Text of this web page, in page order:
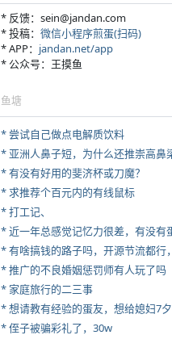
* 反馈：sein@jandan.com
* 投稿： 微信小程序煎蛋(扫码)
* APP： jandan.net/app
* 公众号：王摸鱼
鱼塘
* 尝试自己做点电解质饮料
* 亚洲人鼻子短，为什么还推崇高鼻
* 有没有好用的斐济杯或刀魔？
* 求推荐个百元内的有线鼠标
* 打工记、
* 近一年总感觉记忆力很差，有没有
* 推广的不良婚姻惩罚师有人玩了吗
* 家庭旅行的二三事
* 侄子被骗彩礼了，30w